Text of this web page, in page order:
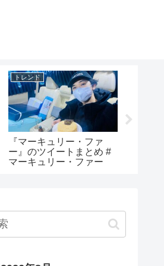
トレンド
『マーキュリー・ファ
ー』のツイートまとめ #
マーキュリー・ファー